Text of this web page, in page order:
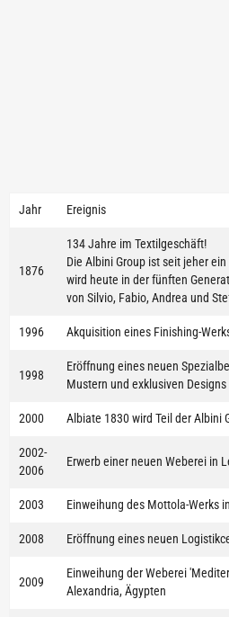
Jahr Ereignis
1876
134 Jahre im Textilgeschäft!
Die Albini Group ist seit jeher
wird heute in der fünften
von Silvio, Fabio, Andrea und
1996 Akquisition eines Finishing-
1998
Eröffnung eines neuen
Mustern und exklusiven Designs
2000 Albiate 1830 wird Teil der Albini
2002-
2006
Erwerb einer neuen Weberei in
2003 Einweihung des Mottola-Werks
2008 Eröffnung eines neuen
2009
Einweihung der Weberei
Alexandria, Ägypten